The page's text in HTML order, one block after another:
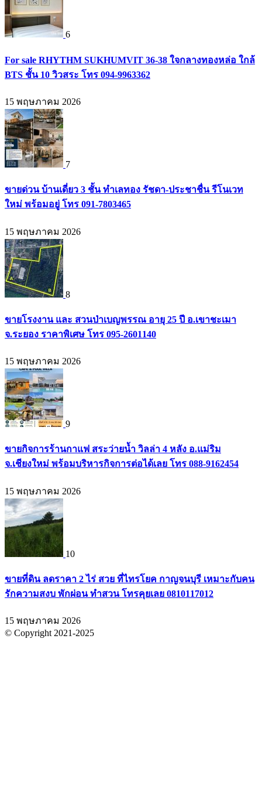
6
For sale RHYTHM SUKHUMVIT 36-38 ใจกลางทองหล่อ ใกล้
BTS ชั้น 10 วิวสระ โทร 094-9963362
15 พฤษภาคม 2026
7
ขายด่วน บ้านเดี่ยว 3 ชั้น ทำเลทอง รัชดา-ประชาชื่น รีโนเวท
ใหม่ พร้อมอยู่ โทร 091-7803465
15 พฤษภาคม 2026
8
ขายโรงงาน และ สวนป่าเบญพรรณ อายุ 25 ปี อ.เขาชะเมา
จ.ระยอง ราคาพิเศษ โทร 095-2601140
15 พฤษภาคม 2026
9
ขายกิจการร้านกาแฟ สระว่ายน้ำ วิลล่า 4 หลัง อ.แม่ริม
จ.เชียงใหม่ พร้อมบริหารกิจการต่อได้เลย โทร 088-9162454
15 พฤษภาคม 2026
10
ขายที่ดิน ลดราคา 2 ไร่ สวย ที่ไทรโยค กาญจนบุรี เหมาะกับคน
รักความสงบ พักผ่อน ทำสวน โทรคุยเลย 0810117012
15 พฤษภาคม 2026
© Copyright 2021-2025